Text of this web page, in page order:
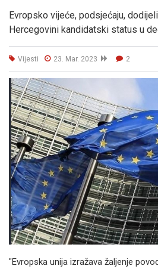
Evropsko vijeće, podsjećaju,
Hercegovini kandidatski status u
Vijesti 23. Mar. 2023 2
"Evropska unija izražava žaljenje